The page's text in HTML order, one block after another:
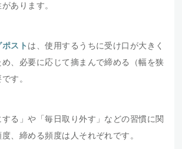
あります。
スト は、使用するうちに受け口が大きく
、必要に応じて摘まんで締める（幅を狭
す。
する」や「毎日取り外す」などの習慣に関
、締める頻度は人それぞれです。